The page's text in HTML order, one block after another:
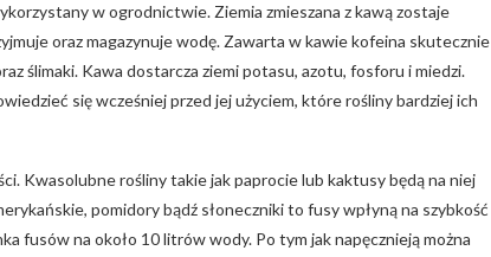
w ogrodnictwie. Ziemia zmieszana z kawą zostaje
oraz magazynuje wodę. Zawarta w kawie kofeina skutecznie
ślimaki. Kawa dostarcza ziemi potasu, azotu, fosforu i miedzi.
się wcześniej przed jej użyciem, które rośliny bardziej ich
Kwasolubne rośliny takie jak paprocie lub kaktusy będą na niej
pomidory bądź słoneczniki to fusy wpłyną na szybkość
fusów na około 10 litrów wody. Po tym jak napęcznieją można